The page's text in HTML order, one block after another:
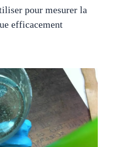
pour mesurer la
efficacement